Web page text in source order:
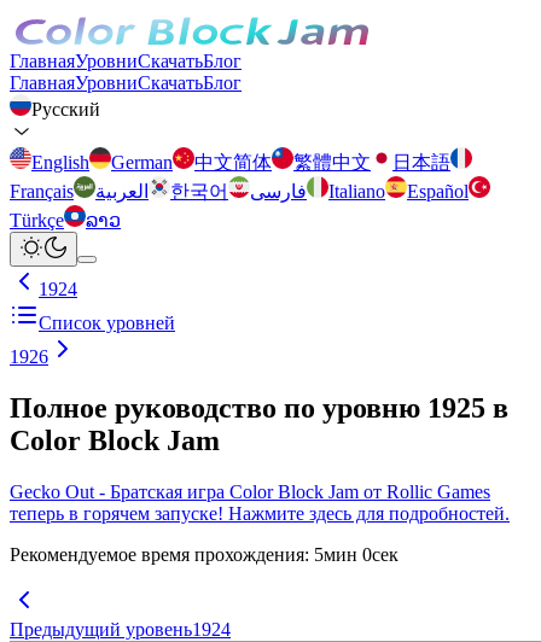
ГлавнаяУровниСкачатьБлог
ГлавнаяУровниСкачатьБлог
Русский
English German 中文简体 繁體中文
日本語
Français
العربية 한국어 فارسی Italiano
Español
Türkçe
ລາວ
1924
Список уровней
1926
Полное руководство по уровню 1925 в
Color Block Jam
Gecko Out - Братская игра Color Block Jam от Rollic Games
теперь в горячем запуске! Нажмите здесь для подробностей.
Рекомендуемое время прохождения: 5мин 0сек
Предыдущий уровень1924